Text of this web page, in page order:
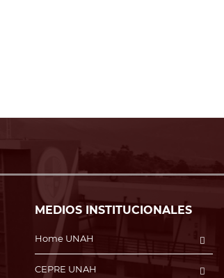
MEDIOS INSTITUCIONALES
Home UNAH
CEPRE UNAH